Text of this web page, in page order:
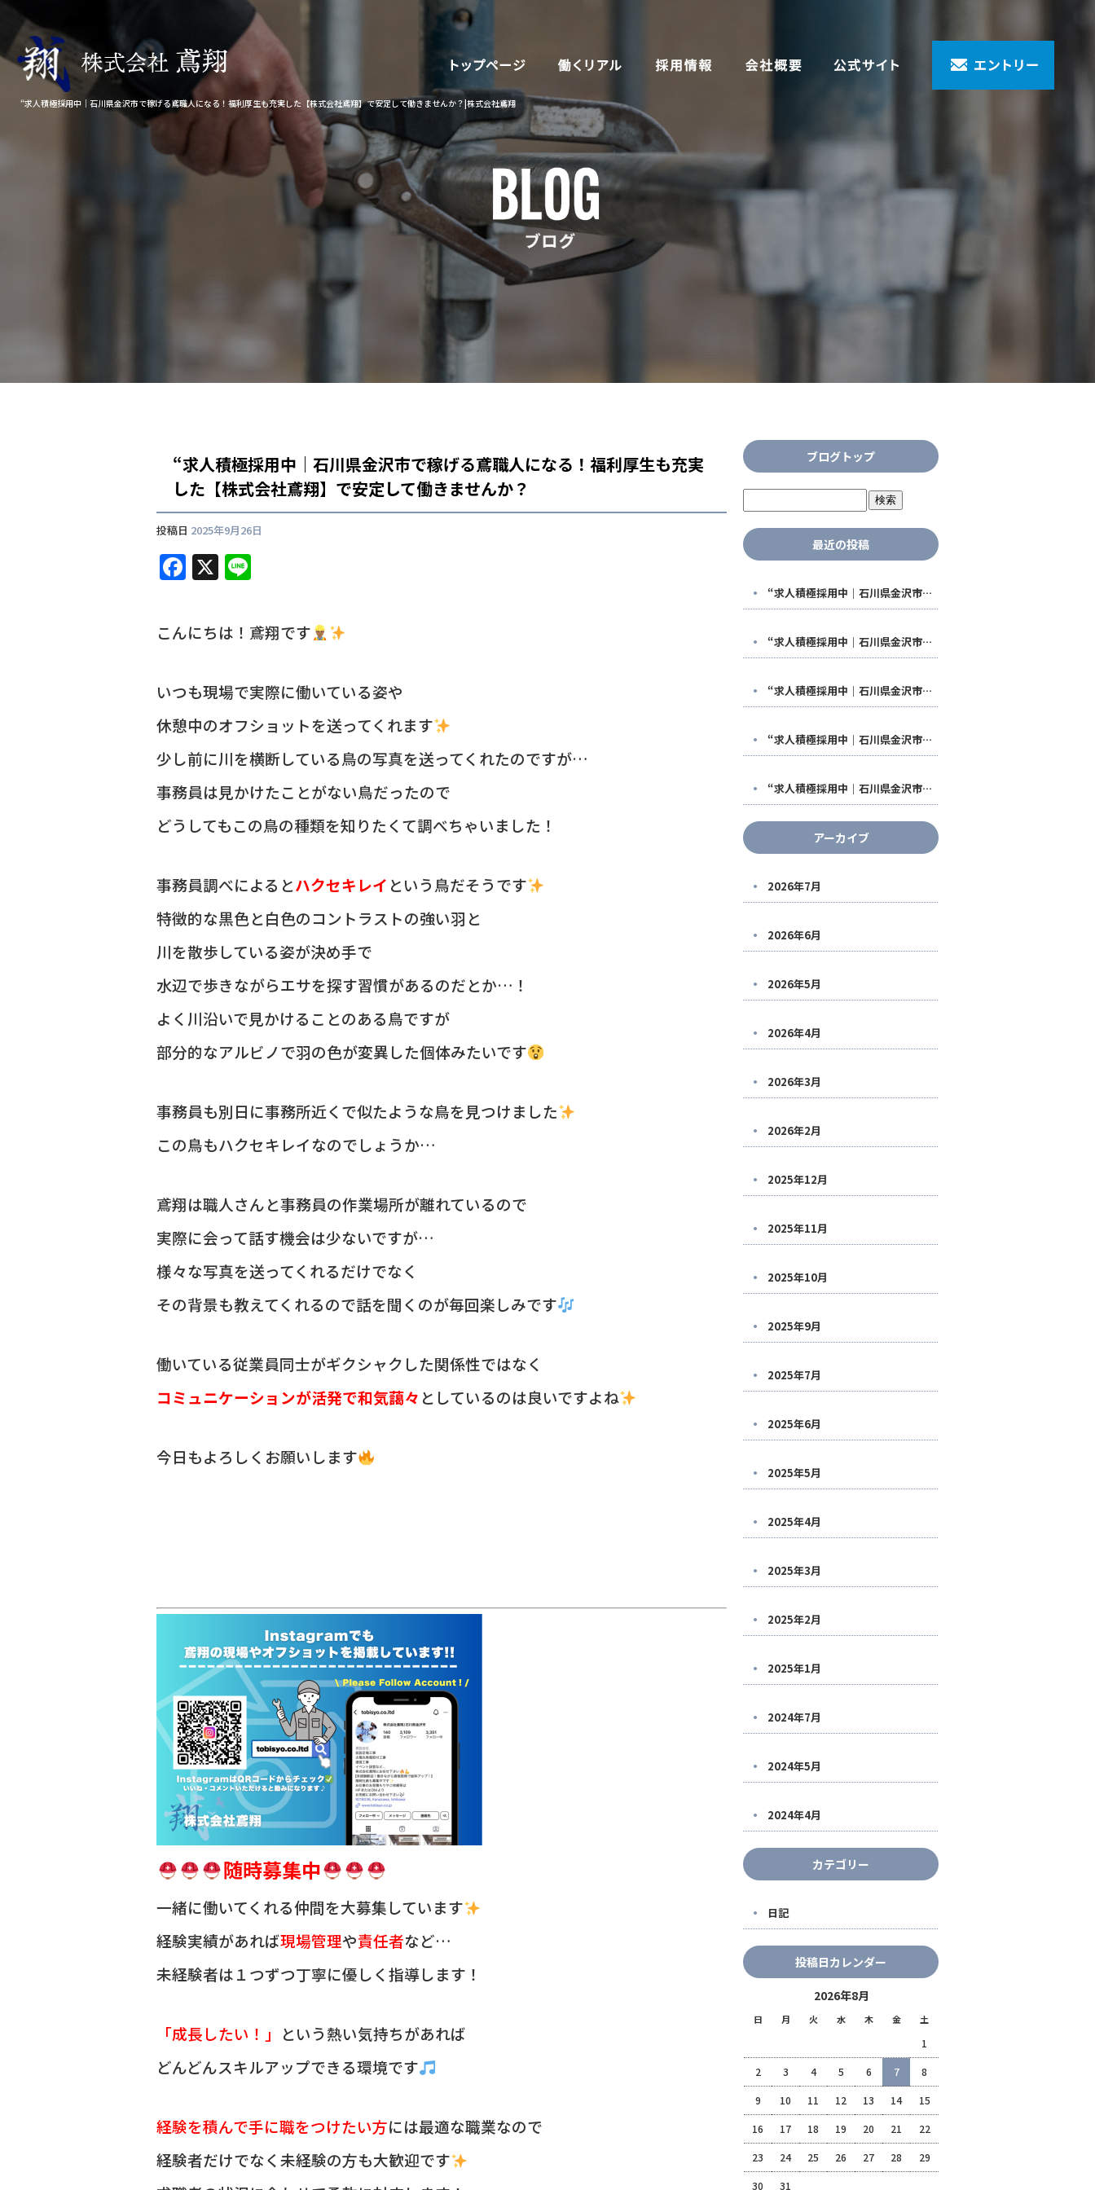
“求人積極採用中｜石川県金沢市で稼げる鳶職人になる！福利厚生も充実した【株式会社鳶翔】で安定して働きませんか？|株式会社鳶翔
“求人積極採用中｜石川県金沢市で稼げる鳶職人になる！福利厚生も充実
した【株式会社鳶翔】で安定して働きませんか？
投稿日 2025年9月26日
F
a
c
e
o
o
k
X
e
こんにちは！鳶翔です
いつも現場で実際に働いている姿や
休憩中のオフショットを送ってくれます
少し前に川を横断している鳥の写真を送ってくれたのですが…
事務員は見かけたことがない鳥だったので
どうしてもこの鳥の種類を知りたくて調べちゃいました！
事務員調べによるとハクセキレイ という鳥だそうです
特徴的な黒色と白色のコントラストの強い羽と
川を散歩している姿が決め手で
水辺で歩きながらエサを探す習慣があるのだとか…！
よく川沿いで見かけることのある鳥ですが
部分的なアルビノで羽の色が変異した個体みたいです
事務員も別日に事務所近くで似たような鳥を見つけました
この鳥もハクセキレイなのでしょうか…
鳶翔は職人さんと事務員の作業場所が離れているので
実際に会って話す機会は少ないですが…
様々な写真を送ってくれるだけでなく
その背景も教えてくれるので話を聞くのが毎回楽しみです
働いている従業員同士がギクシャクした関係性ではなく
コミュニケーションが活発で和気藹々 としているのは良いですよね
今日もよろしくお願いします
随時募集中
一緒に働いてくれる仲間を大募集しています
経験実績があれば現場管理や責任者など…
未経験者は１つずつ丁寧に優しく指導します！
「成長したい！」 という熱い気持ちがあれば
どんどんスキルアップできる環境です
経験を積んで手に職をつけたい方には最適な職業なので
経験者だけでなく未経験の方も大歓迎です
ブログトップ
最近の投稿
“求人積極採用中｜石川県金沢市で稼げる鳶職人になる！福利厚生も充実した【株式会社鳶翔】で安定して働きませんか？
“求人積極採用中｜石川県金沢市で稼げる鳶職人になる！福利厚生も充実した【株式会社鳶翔】で安定して働きませんか？
“求人積極採用中｜石川県金沢市で稼げる鳶職人になる！福利厚生も充実した【株式会社鳶翔】で安定して働きませんか？
“求人積極採用中｜石川県金沢市で稼げる鳶職人になる！福利厚生も充実した【株式会社鳶翔】で安定して働きませんか？
“求人積極採用中｜石川県金沢市で稼げる鳶職人になる！福利厚生も充実した【株式会社鳶翔】で安定して働きませんか？
アーカイブ
2026年7月
2026年6月
2026年5月
2026年4月
2026年3月
2026年2月
2025年12月
2025年11月
2025年10月
2025年9月
2025年7月
2025年6月
2025年5月
2025年4月
2025年3月
2025年2月
2025年1月
2024年7月
2024年5月
2024年4月
カテゴリー
日記
投稿日カレンダー
2026年8月
日 月 火 水 木 金 土
1
2 3 4 5 6 7 8
9 10 11 12 13 14 15
16 17 18 19 20 21 22
23 24 25 26 27 28 29
30 31